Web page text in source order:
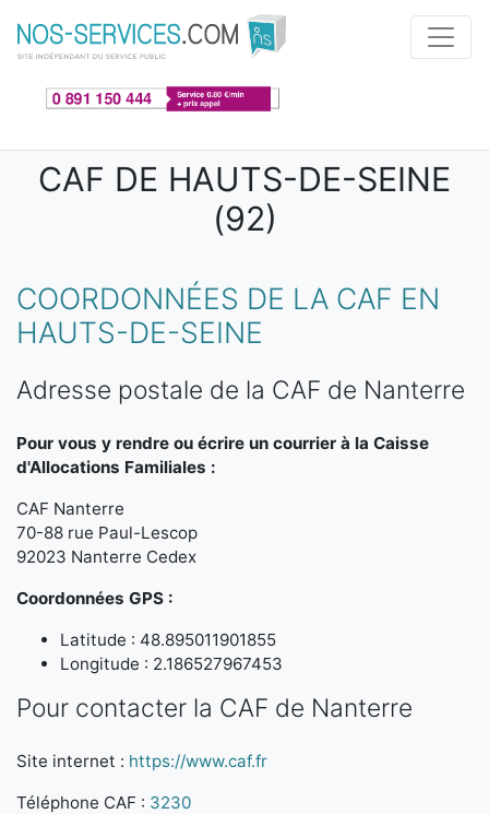
Aller au contenu principal
CAF DE HAUTS-DE-SEINE
(92)
COORDONNÉES DE LA CAF EN
HAUTS-DE-SEINE
Adresse postale de la CAF de Nanterre
Pour vous y rendre ou écrire un courrier à la Caisse
d'Allocations Familiales :
CAF Nanterre
70-88 rue Paul-Lescop
92023 Nanterre Cedex
Coordonnées GPS :
Latitude : 48.895011901855
Longitude : 2.186527967453
Pour contacter la CAF de Nanterre
Site internet : https://www.caf.fr
Téléphone CAF : 3230